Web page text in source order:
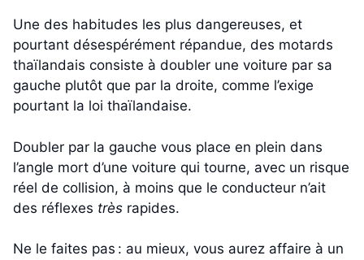
Une des habitudes les plus dangereuses, et
pourtant désespérément répandue, des motards
thaïlandais consiste à doubler une voiture par sa
gauche plutôt que par la droite, comme l’exige
pourtant la loi thaïlandaise.
Doubler par la gauche vous place en plein dans
l’angle mort d’une voiture qui tourne, avec un risque
réel de collision, à moins que le conducteur n’ait
des réflexes très rapides.
Ne le faites pas : au mieux, vous aurez affaire à un